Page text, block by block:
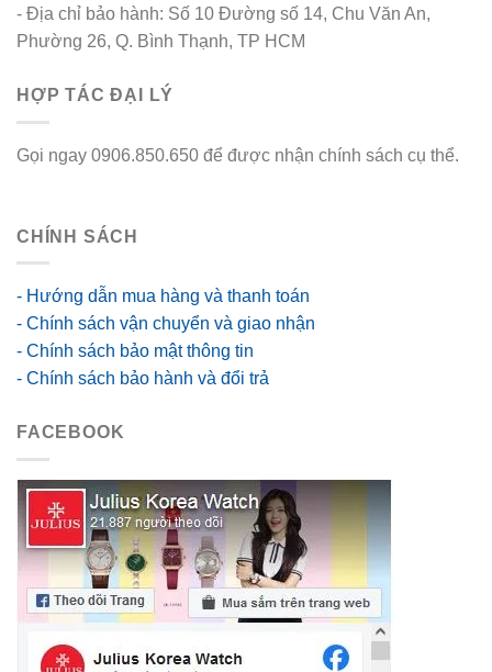
- Địa chỉ bảo hành: Số 10 Đường số 14, Chu Văn An,
Phường 26, Q. Bình Thạnh, TP HCM
HỢP TÁC ĐẠI LÝ
Gọi ngay 0906.850.650 để được nhận chính sách cụ thể.
CHÍNH SÁCH
- Hướng dẫn mua hàng và thanh toán
- Chính sách vận chuyển và giao nhận
- Chính sách bảo mật thông tin
- Chính sách bảo hành và đổi trả
FACEBOOK